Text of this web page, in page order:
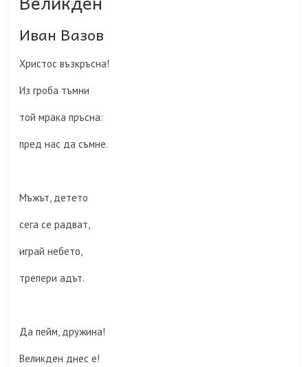
Иван Вазов
Христос възкръсна!
Из гроба тъмни
той мрака пръсна:
пред нас да съмне.
Мъжът, детето
сега се радват,
играй небето,
трепери адът.
Да пейм, дружина!
Великден днес е!